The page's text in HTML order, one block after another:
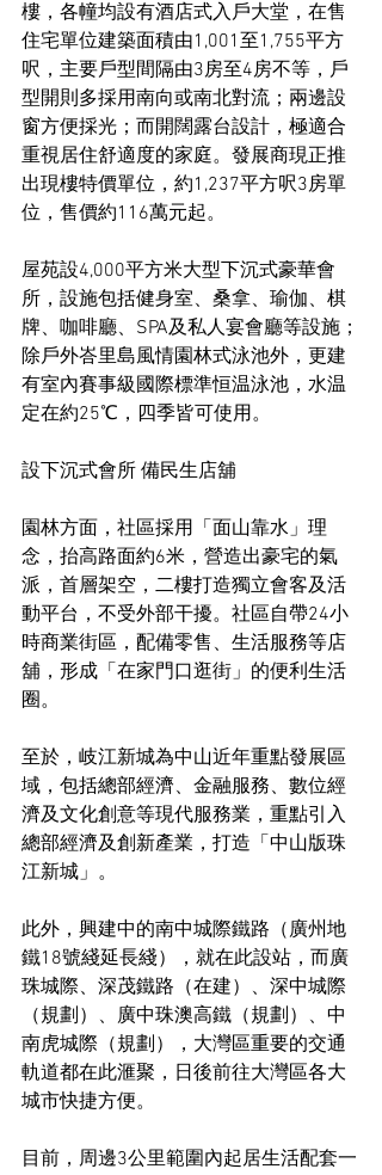
樓，各幢均設有酒店式入戶大堂，在售
住宅單位建築面積由1,001至1,755平方
呎，主要戶型間隔由3房至4房不等，戶
型開則多採用南向或南北對流；兩邊設
窗方便採光；而開闊露台設計，極適合
重視居住舒適度的家庭。發展商現正推
出現樓特價單位，約1,237平方呎3房單
位，售價約116萬元起。
屋苑設4,000平方米大型下沉式豪華會
所，設施包括健身室、桑拿、瑜伽、棋
牌、咖啡廳、SPA及私人宴會廳等設施；
除戶外峇里島風情園林式泳池外，更建
有室內賽事級國際標準恒温泳池，水温
定在約25℃，四季皆可使用。
設下沉式會所 備民生店舖
園林方面，社區採用「面山靠水」理
念，抬高路面約6米，營造出豪宅的氣
派，首層架空，二樓打造獨立會客及活
動平台，不受外部干擾。社區自帶24小
時商業街區，配備零售、生活服務等店
舖，形成「在家門口逛街」的便利生活
圈。
至於，岐江新城為中山近年重點發展區
域，包括總部經濟、金融服務、數位經
濟及文化創意等現代服務業，重點引入
總部經濟及創新產業，打造「中山版珠
江新城」。
此外，興建中的南中城際鐵路（廣州地
鐵18號綫延長綫），就在此設站，而廣
珠城際、深茂鐵路（在建）、深中城際
（規劃）、廣中珠澳高鐵（規劃）、中
南虎城際（規劃），大灣區重要的交通
軌道都在此滙聚，日後前往大灣區各大
城市快捷方便。
目前，周邊3公里範圍內起居生活配套一